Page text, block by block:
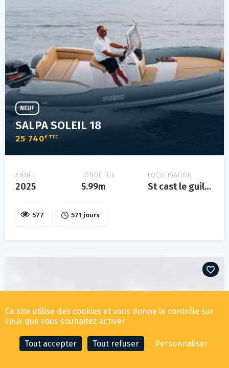
SALPA SOLEIL 18
25 740€ TTC
NEUF
ANNÉE
2025
LONGUEUR
5.99m
LOCALISATION
St cast le guildo
577 571 jours
Ce site utilise des cookies et vous donne le contrôle sur
ceux que vous souhaitez activer
Tout accepter Tout refuser Personnaliser